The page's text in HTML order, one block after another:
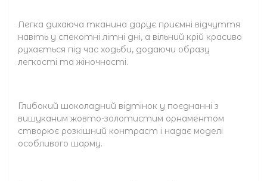
Легка дихаюча тканина дарує приємні відчуття
навіть у спекотні літні дні, а вільний крій красиво
рухається під час ходьби, додаючи образу
легкості та жіночності.
Глибокий шоколадний відтінок у поєднанні з
вишуканим жовто-золотистим орнаментом
створює розкішний контраст і надає моделі
особливого шарму.